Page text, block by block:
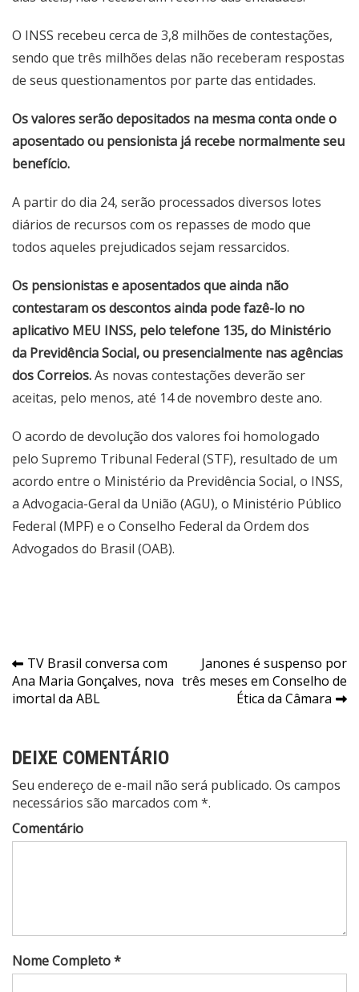
O INSS recebeu cerca de 3,8 milhões de contestações,
sendo que três milhões delas não receberam respostas
de seus questionamentos por parte das entidades.
Os valores serão depositados na mesma conta onde o
aposentado ou pensionista já recebe normalmente seu
benefício.
A partir do dia 24, serão processados diversos lotes
diários de recursos com os repasses de modo que
todos aqueles prejudicados sejam ressarcidos.
Os pensionistas e aposentados que ainda não
contestaram os descontos ainda pode fazê-lo no
aplicativo MEU INSS, pelo telefone 135, do Ministério
da Previdência Social, ou presencialmente nas agências
dos Correios.As novas contestações deverão ser
aceitas, pelo menos, até 14 de novembro deste ano.
O acordo de devolução dos valores foi homologado
pelo Supremo Tribunal Federal (STF), resultado de um
acordo entre o Ministério da Previdência Social, o INSS,
a Advogacia-Geral da União (AGU), o Ministério Público
Federal (MPF) e o Conselho Federal da Ordem dos
Advogados do Brasil (OAB).
Navegação
de
TV Brasil conversa com
Ana Maria Gonçalves, nova
imortal da ABL
Janones é suspenso por
três meses em Conselho de
Ética da Câmara
DEIXE COMENTÁRIO
Seu endereço de e-mail não será publicado. Os campos
necessários são marcados com *.
Comentário
Nome Completo *